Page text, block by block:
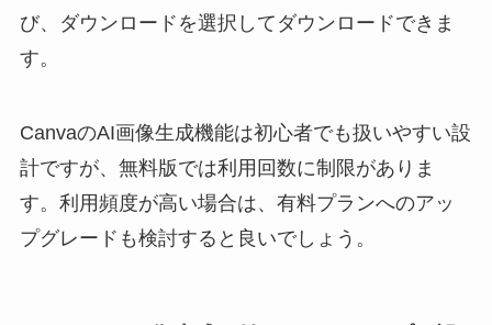
び、ダウンロードを選択してダウンロードできま
す。
CanvaのAI画像生成機能は初心者でも扱いやすい設
計ですが、無料版では利用回数に制限がありま
す。利用頻度が高い場合は、有料プランへのアッ
プグレードも検討すると良いでしょう。